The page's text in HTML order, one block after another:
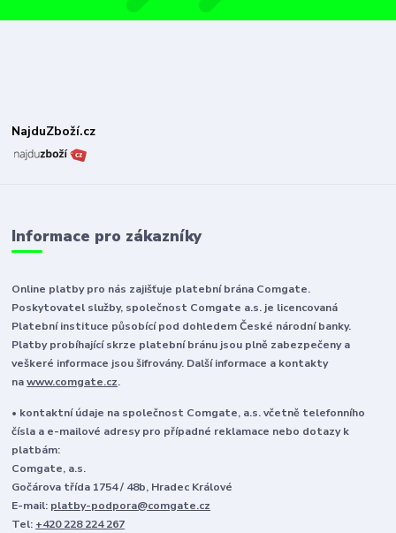
NajduZboží.cz
Informace pro zákazníky
Online platby pro nás zajišťuje platební brána Comgate.
Poskytovatel služby, společnost Comgate a.s. je licencovaná
Platební instituce působící pod dohledem České národní banky.
Platby probíhající skrze platební bránu jsou plně zabezpečeny a
veškeré informace jsou šifrovány. Další informace a kontakty
nawww.comgate.cz.
• kontaktní údaje na společnost Comgate, a.s. včetně telefonního
čísla a e-mailové adresy pro případné reklamace nebo dotazy k
platbám:
Comgate, a.s.
Gočárova třída 1754 / 48b, Hradec Králové
E-mail: platby-podpora@comgate.cz
Tel: +420 228 224 267